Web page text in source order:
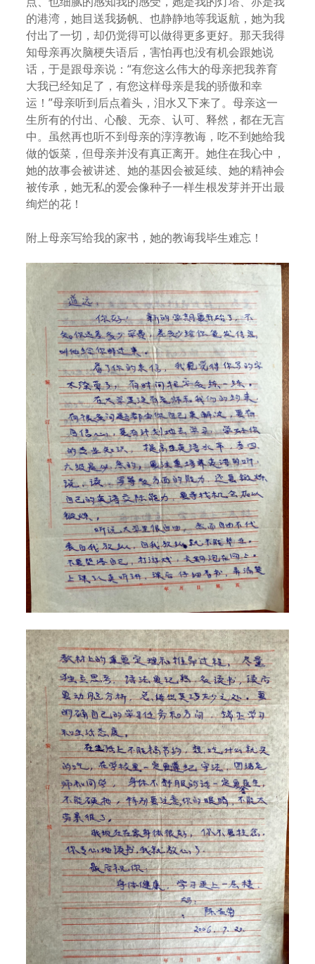
的港湾，她目送我扬帆、也静静地等我返航，她为我
付出了一切，却仍觉得可以做得更多更好。那天我得
知母亲再次脑梗失语后，害怕再也没有机会跟她说
话，于是跟母亲说：“有您这么伟大的母亲把我养育
大我已经知足了，有您这样母亲是我的骄傲和幸
运！”母亲听到后点着头，泪水又下来了。母亲这一
生所有的付出、心酸、无奈、认可、释然，都在无言
中。虽然再也听不到母亲的淳淳教诲，吃不到她给我
做的饭菜，但母亲并没有真正离开。她住在我心中，
她的故事会被讲述、她的基因会被延续、她的精神会
被传承，她无私的爱会像种子一样生根发芽并开出最
绚烂的花！
附上母亲写给我的家书，她的教诲我毕生难忘！